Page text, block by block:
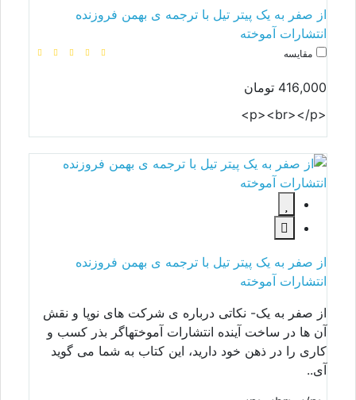
از صفر به یک پیتر تیل با ترجمه ی بهمن فروزنده
انتشارات آموخته
مقایسه
416,000 تومان
از صفر به یک پیتر تیل با ترجمه ی بهمن فروزنده
انتشارات آموخته
از صفر به یک- نکاتی درباره ی شرکت های نوپا و نقش
آن ها در ساخت آینده انتشارات آموختهاگر بذر کسب و
کاری را در ذهن خود دارید، این کتاب به شما می گوید
آی..